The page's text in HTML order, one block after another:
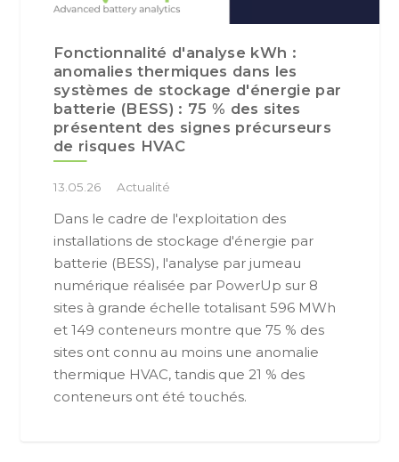
Fonctionnalité d'analyse kWh :
anomalies thermiques dans les
systèmes de stockage d'énergie par
batterie (BESS) : 75 % des sites
présentent des signes précurseurs
de risques HVAC
13.05.26 Actualité
Dans le cadre de l'exploitation des
installations de stockage d'énergie par
batterie (BESS), l'analyse par jumeau
numérique réalisée par PowerUp sur 8
sites à grande échelle totalisant 596 MWh
et 149 conteneurs montre que 75 % des
sites ont connu au moins une anomalie
thermique HVAC, tandis que 21 % des
conteneurs ont été touchés.